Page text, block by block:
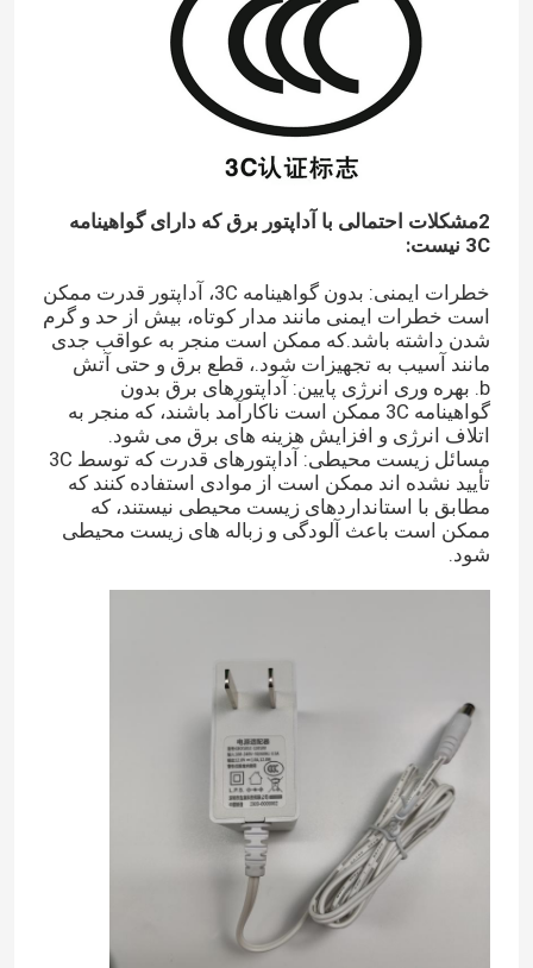
2مشکلات احتمالی با آداپتور برق که دارای گواهینامه
3C نیست:
خطرات ایمنی: بدون گواهینامه 3C، آداپتور قدرت ممکن
است خطرات ایمنی مانند مدار کوتاه، بیش از حد و گرم
شدن داشته باشد.که ممکن است منجر به عواقب جدی
مانند آسیب به تجهیزات شود.، قطع برق و حتی آتش
b. بهره وری انرژی پایین: آداپتورهای برق بدون
گواهینامه 3C ممکن است ناکارآمد باشند، که منجر به
اتلاف انرژی و افزایش هزینه های برق می شود.
مسائل زیست محیطی: آداپتورهای قدرت که توسط 3C
تأیید نشده اند ممکن است از موادی استفاده کنند که
مطابق با استانداردهای زیست محیطی نیستند، که
ممکن است باعث آلودگی و زباله های زیست محیطی
شود.